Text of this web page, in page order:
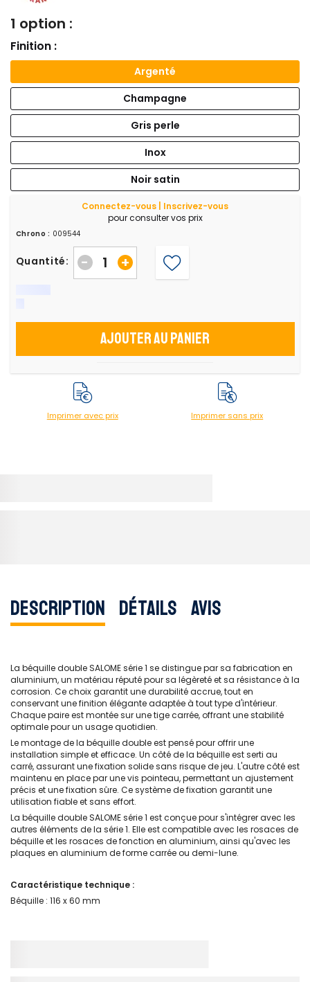
1 option :
Finition :
Argenté
Champagne
Gris perle
Inox
Noir satin
Connectez-vous | Inscrivez-vous
pour consulter vos prix
Chrono : 009544
Quantité: +
-
Ajouter au panier
Imprimer avec prix Imprimer sans prix
Description Détails Avis
La béquille double SALOME série 1 se distingue par sa fabrication en
aluminium, un matériau réputé pour sa légèreté et sa résistance à la
corrosion. Ce choix garantit une durabilité accrue, tout en
conservant une finition élégante adaptée à tout type d'intérieur.
Chaque paire est montée sur une tige carrée, offrant une stabilité
optimale pour un usage quotidien.
Le montage de la béquille double est pensé pour offrir une
installation simple et efficace. Un côté de la béquille est serti au
carré, assurant une fixation solide sans risque de jeu. L'autre côté est
maintenu en place par une vis pointeau, permettant un ajustement
précis et une fixation sûre. Ce système de fixation garantit une
utilisation fiable et sans effort.
La béquille double SALOME série 1 est conçue pour s'intégrer avec les
autres éléments de la série 1. Elle est compatible avec les rosaces de
béquille et les rosaces de fonction en aluminium, ainsi qu'avec les
plaques en aluminium de forme carrée ou demi-lune.
Caractéristique technique :
Béquille : 116 x 60 mm